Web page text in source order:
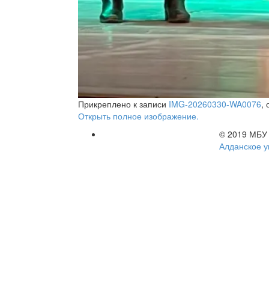
Прикреплено к записи IMG-20260330-WA0076,
Открыть полное изображение.
© 2019
Алданское